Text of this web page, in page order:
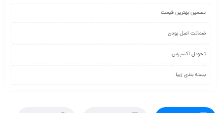
تضمین بهترین قیمت
ضمانت اصل بودن
تحویل اکسپرس
بسته بندی زیبا